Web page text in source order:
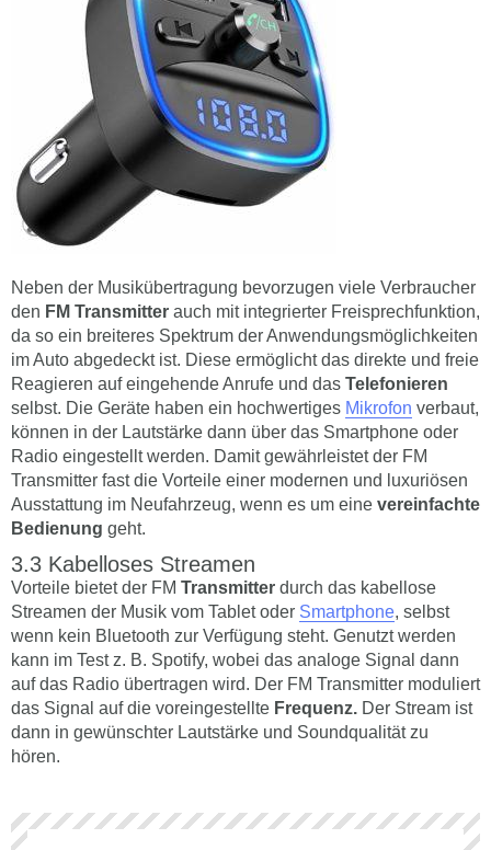
Neben der Musikübertragung bevorzugen viele Verbraucher
den FM Transmitter auch mit integrierter Freisprechfunktion,
da so ein breiteres Spektrum der Anwendungsmöglichkeiten
im Auto abgedeckt ist. Diese ermöglicht das direkte und freie
Reagieren auf eingehende Anrufe und das Telefonieren
selbst. Die Geräte haben ein hochwertiges Mikrofon verbaut,
können in der Lautstärke dann über das Smartphone oder
Radio eingestellt werden. Damit gewährleistet der FM
Transmitter fast die Vorteile einer modernen und luxuriösen
Ausstattung im Neufahrzeug, wenn es um eine vereinfachte
Bedienung geht.
Kabelloses Streamen
Vorteile bietet der FM Transmitter durch das kabellose
Streamen der Musik vom Tablet oder Smartphone, selbst
wenn kein Bluetooth zur Verfügung steht. Genutzt werden
kann im Test z. B. Spotify, wobei das analoge Signal dann
auf das Radio übertragen wird. Der FM Transmitter moduliert
das Signal auf die voreingestellte Frequenz. Der Stream ist
dann in gewünschter Lautstärke und Soundqualität zu
hören.